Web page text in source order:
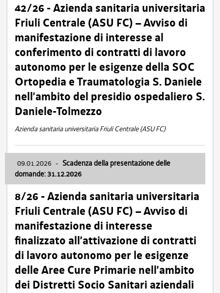
42/26 - Azienda sanitaria universitaria
Friuli Centrale (ASU FC) – Avviso di
manifestazione di interesse al
conferimento di contratti di lavoro
autonomo per le esigenze della SOC
Ortopedia e Traumatologia S. Daniele
nell’ambito del presidio ospedaliero S.
Daniele-Tolmezzo
Azienda sanitaria universitaria Friuli Centrale (ASU FC)
09.01.2026 - Scadenza della presentazione delle
domande: 31.12.2026
8/26 - Azienda sanitaria universitaria
Friuli Centrale (ASU FC) – Avviso di
manifestazione di interesse
finalizzato all’attivazione di contratti
di lavoro autonomo per le esigenze
delle Aree Cure Primarie nell’ambito
dei Distretti Socio Sanitari aziendali